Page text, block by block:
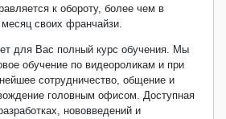
к обороту, более чем в
своих франчайзи.
для Вас полный курс обучения. Мы
обучение по видеороликам и при
сотрудничество, общение и
головным офисом. Доступная
нововведений и